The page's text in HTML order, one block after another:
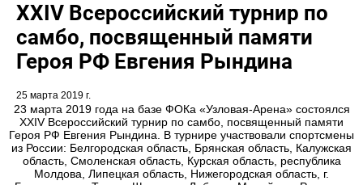
XXIV Всероссийский турнир по
самбо, посвященный памяти
Героя РФ Евгения Рындина
25 марта 2019 г.
23 марта 2019 года на базе ФОКа «Узловая-Арена» состоялся
XXIV Всероссийский турнир по самбо, посвященный памяти
Героя РФ Евгения Рындина. В турнире участвовали спортсмены
из России: Белгородская область, Брянская область, Калужская
область, Смоленская область, Курская область, республика
Молдова, Липецкая область, Нижегородская область, г.